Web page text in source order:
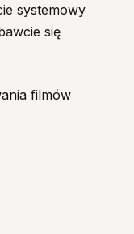
systemowy
się
filmów